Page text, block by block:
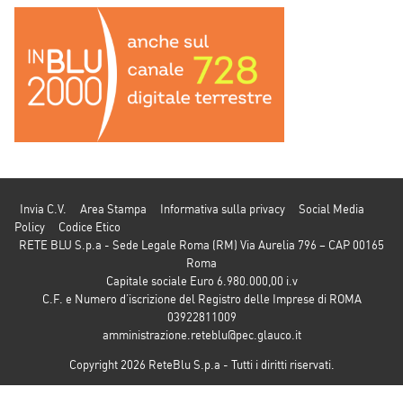
Invia C.V. Area Stampa Informativa sulla privacy
Social Media
Policy
Codice Etico
RETE BLU S.p.a - Sede Legale Roma (RM) Via Aurelia 796 – CAP 00165
Roma
Capitale sociale Euro 6.980.000,00 i.v
C.F. e Numero d’iscrizione del Registro delle Imprese di ROMA
03922811009
amministrazione.reteblu@pec.glauco.it
Copyright 2026 ReteBlu S.p.a - Tutti i diritti riservati.